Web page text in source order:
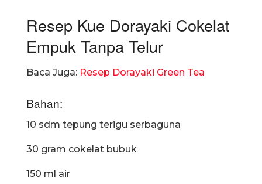
Resep Kue Dorayaki Cokelat
Empuk Tanpa Telur
Baca Juga: Resep Dorayaki Green Tea
Bahan:
10 sdm tepung terigu serbaguna
30 gram cokelat bubuk
150 ml air